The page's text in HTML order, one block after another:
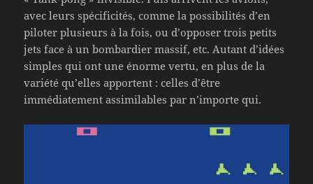
avec leurs spécificités, comme la possibilités d’en
piloter plusieurs à la fois, ou d’opposer trois petits
jets face à un bombardier massif, etc. Autant d’idées
simples qui ont une énorme vertu, en plus de la
variété qu’elles apportent : celles d’être
immédiatement assimilables par n’importe qui.